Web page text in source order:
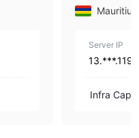
Mauritius
Server IP
13.***.119
Infra